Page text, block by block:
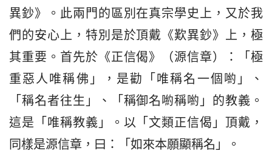
異鈔》。此兩門的區別在真宗學史上，又於我
們的安心上，特別是於頂戴《歎異鈔》上，極
其重要。首先於《正信偈》（源信章）：「極
重惡人唯稱佛」，是勸「唯稱名一個喲」、
「稱名者往生」、「稱御名喲稱喲」的教義。
這是「唯稱教義」。以「文類正信偈」頂戴，
同樣是源信章，曰：「如來本願顯稱名」。